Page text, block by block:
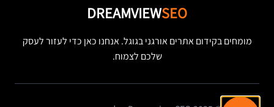
DREAMVIEWSEO
מומחים בקידום אתרים אורגני בגוגל. אנחנו כאן כדי לעזור לעסק
שלכם לצמוח.